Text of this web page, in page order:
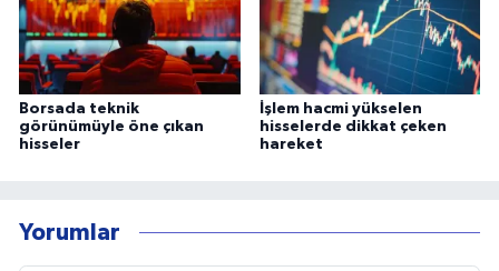
Borsada teknik
görünümüyle öne çıkan
hisseler
İşlem hacmi yükselen
hisselerde dikkat çeken
hareket
Yorumlar